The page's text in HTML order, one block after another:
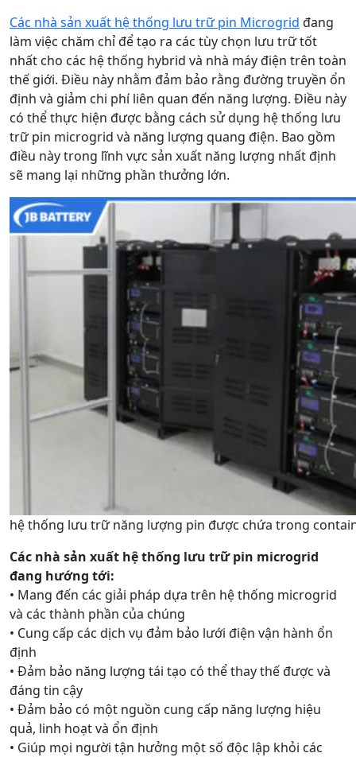
Các nhà sản xuất hệ thống lưu trữ pin Microgrid đang
làm việc chăm chỉ để tạo ra các tùy chọn lưu trữ tốt
nhất cho các hệ thống hybrid và nhà máy điện trên toàn
thế giới. Điều này nhằm đảm bảo rằng đường truyền ổn
định và giảm chi phí liên quan đến năng lượng. Điều này
có thể thực hiện được bằng cách sử dụng hệ thống lưu
trữ pin microgrid và năng lượng quang điện. Bao gồm
điều này trong lĩnh vực sản xuất năng lượng nhất định
sẽ mang lại những phần thưởng lớn.
hệ thống lưu trữ năng lượng pin được chứa trong
Các nhà sản xuất hệ thống lưu trữ pin microgrid
đang hướng tới:
• Mang đến các giải pháp dựa trên hệ thống microgrid
và các thành phần của chúng
• Cung cấp các dịch vụ đảm bảo lưới điện vận hành ổn
định
• Đảm bảo năng lượng tái tạo có thể thay thế được và
đáng tin cậy
• Đảm bảo có một nguồn cung cấp năng lượng hiệu
quả, linh hoạt và ổn định
• Giúp mọi người tận hưởng một số độc lập khỏi các